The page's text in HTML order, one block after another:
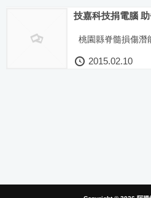
技嘉科技捐電腦
桃園縣脊髓損傷潛
2015.02.10